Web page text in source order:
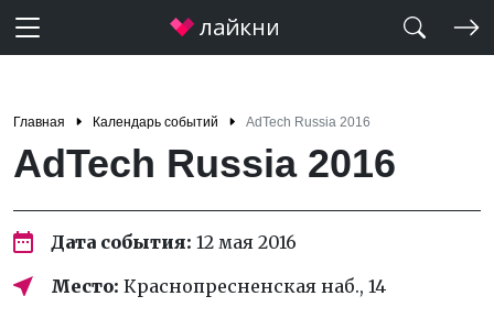
Главная Календарь событий AdTech Russia 2016
AdTech Russia 2016
Дата события: 12 мая 2016
Место: Краснопресненская наб., 14